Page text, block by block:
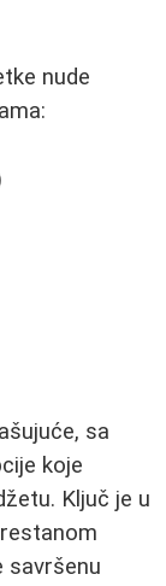
nude
sa
koje
Ključ je u
savršenu